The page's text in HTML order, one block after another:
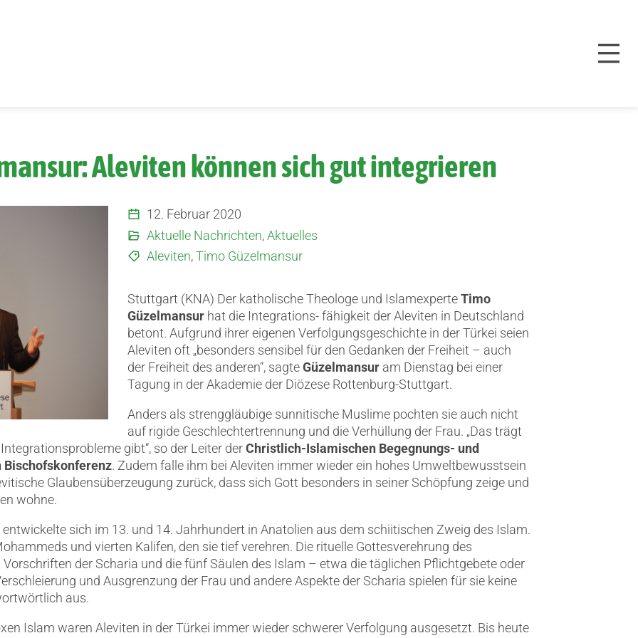
Aleviten können sich gut integrieren
12. Februar 2020
Aktuelle Nachrichten,Aktuelles
Aleviten,Timo Güzelmansur
Stuttgart (KNA) Der katholische Theologe und IslamexperteTimo
Güzelmansur hat die Integrations- fähigkeit der Aleviten in Deutschland
betont. Aufgrund ihrer eigenen Verfolgungsgeschichte in der Türkei seien
Aleviten oft „besonders sensibel für den Gedanken der Freiheit – auch
der Freiheit des anderen“, sagteGüzelmansur am Dienstag bei einer
Tagung in der Akademie der Diözese Rottenburg-Stuttgart.
Anders als strenggläubige sunnitische Muslime pochten sie auch nicht
auf rigide Geschlechtertrennung und die Verhüllung der Frau. „Das trägt
gibt“, so der Leiter derChristlich-Islamischen Begegnungs- und
Bischofskonferenz. Zudem falle ihm bei Aleviten immer wieder ein hohes Umweltbewusstsein
Glaubensüberzeugung zurück, dass sich Gott besonders in seiner Schöpfung zeige und
wohne.
sich im 13. und 14. Jahrhundert in Anatolien aus dem schiitischen Zweig des Islam.
und vierten Kalifen, den sie tief verehren. Die rituelle Gottesverehrung des
der Scharia und die fünf Säulen des Islam – etwa die täglichen Pflichtgebete oder
und Ausgrenzung der Frau und andere Aspekte der Scharia spielen für sie keine
aus.
Islam waren Aleviten in der Türkei immer wieder schwerer Verfolgung ausgesetzt. Bis heute